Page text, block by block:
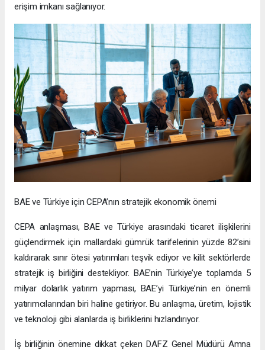
erişim imkanı sağlanıyor.
BAE ve Türkiye için CEPA’nın stratejik ekonomik önemi
CEPA anlaşması, BAE ve Türkiye arasındaki ticaret ilişkilerini
güçlendirmek için mallardaki gümrük tarifelerinin yüzde 82’sini
kaldırarak sınır ötesi yatırımları teşvik ediyor ve kilit sektörlerde
stratejik iş birliğini destekliyor. BAE’nin Türkiye’ye toplamda 5
milyar dolarlık yatırım yapması, BAE’yi Türkiye’nin en önemli
yatırımcılarından biri haline getiriyor. Bu anlaşma, üretim, lojistik
ve teknoloji gibi alanlarda iş birliklerini hızlandırıyor.
İş birliğinin önemine dikkat çeken DAFZ Genel Müdürü Amna